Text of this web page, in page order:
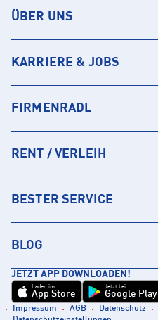
ÜBER UNS
KARRIERE & JOBS
FIRMENRADL
RENT / VERLEIH
BESTER SERVICE
BLOG
JETZT APP DOWNLOADEN!
Laden im
App Store
Jetzt bei
Google Play
Impressum AGB Datenschutz